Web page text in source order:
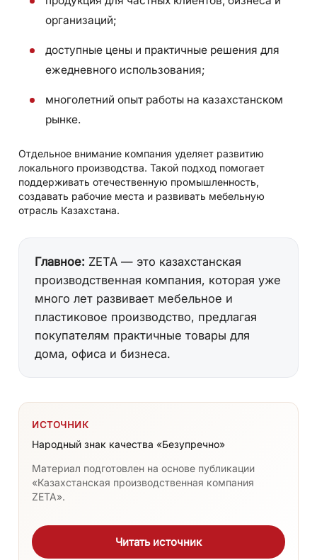
организаций;
доступные цены и практичные решения для
ежедневного использования;
многолетний опыт работы на казахстанском
рынке.
Отдельное внимание компания уделяет развитию
локального производства. Такой подход помогает
поддерживать отечественную промышленность,
создавать рабочие места и развивать мебельную
отрасль Казахстана.
Главное: ZETA — это казахстанская
производственная компания, которая уже
много лет развивает мебельное и
пластиковое производство, предлагая
покупателям практичные товары для
дома, офиса и бизнеса.
ИСТОЧНИК
Народный знак качества «Безупречно»
Материал подготовлен на основе публикации
«Казахстанская производственная компания
ZETA».
Читать источник